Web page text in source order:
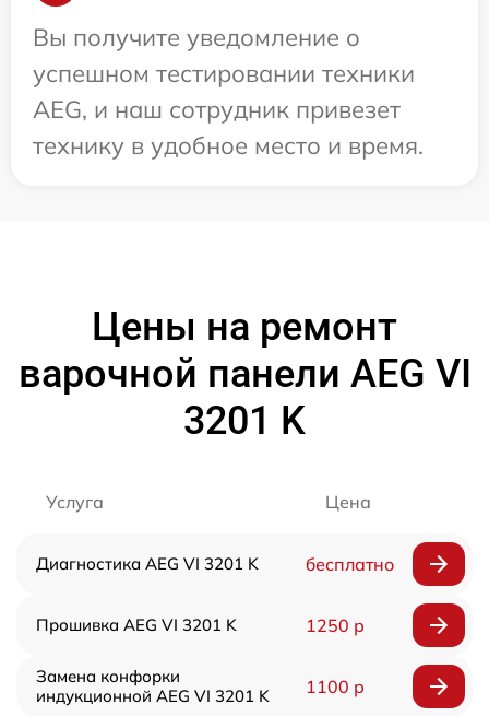
Вы получите уведомление о
успешном тестировании техники
AEG, и наш сотрудник привезет
технику в удобное место и время.
Цены на ремонт
варочной панели AEG VI
3201 K
Услуга Цена
Диагностика AEG VI 3201 K бесплатно
Прошивка AEG VI 3201 K 1250 р
Замена конфорки
индукционной AEG VI 3201 K
1100 р